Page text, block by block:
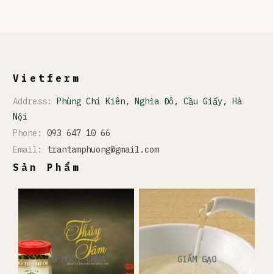
Vietferm
Address: Phùng Chí Kiên, Nghĩa Đô, Cầu Giấy, Hà
Nội
Phone: 093 647 10 66
Email: trantamphuong@gmail.com
Sản Phẩm
ĐỒ MUỐI CHUA GIẤM GẠO